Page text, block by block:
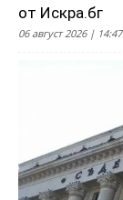
от Искра.бг
06 август 2026 |